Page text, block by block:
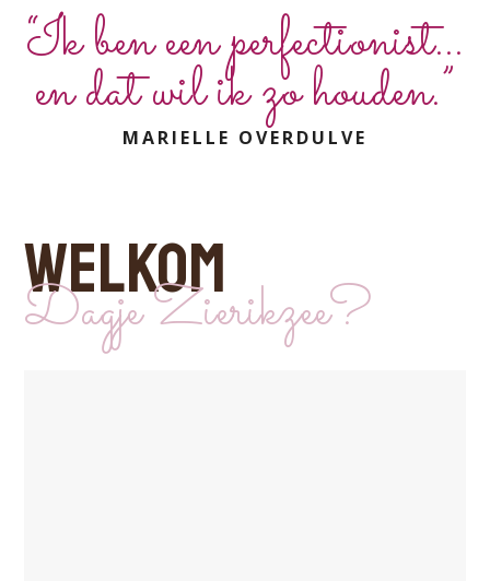
“Ik ben een perfectionist...
en dat wil ik zo houden.”
MARIELLE OVERDULVE
WELKOM
Dagje Zierikzee?